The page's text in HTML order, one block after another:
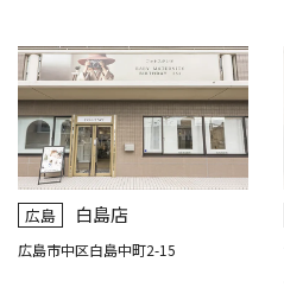
広島 白島店
広島市中区白島中町2-15